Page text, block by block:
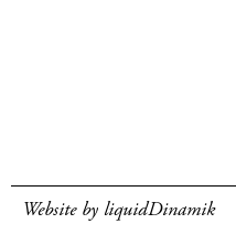
Website by liquidDinamik